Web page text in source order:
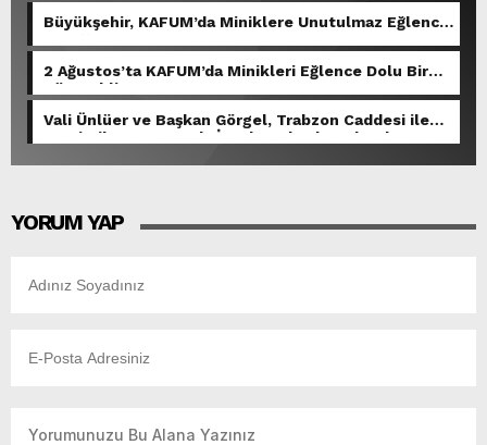
Büyükşehir, KAFUM’da Miniklere Unutulmaz Eğlence
2 Ağustos’ta KAFUM’da Minikleri Eğlence Dolu Bir
Gün Bekliyor.
Vali Ünlüer ve Başkan Görgel, Trabzon Caddesi ile
Demirciler Çarşısı’nda İncelemelerde Bulundu.
YORUM YAP